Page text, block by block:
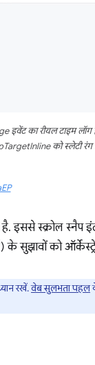
इवेंट का रीयल टाइम
को स्लेटी रंग
इससे स्क्रोल स्नैप
सुझावों को
रखें.वेब सुलभता पहल